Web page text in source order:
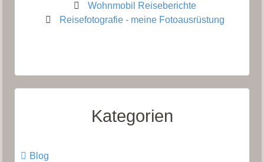
Wohnmobil Reiseberichte
Reisefotografie - meine Fotoausrüstung
Kategorien
Blog